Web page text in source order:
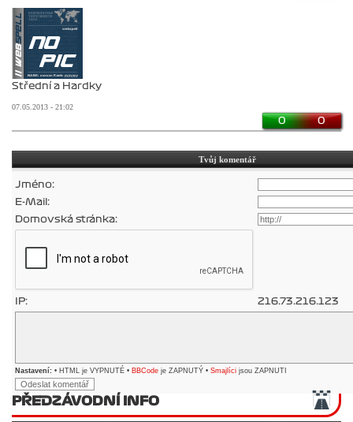
Střední a Hardky
07.05.2013 - 21:02
0 0
Tvůj komentář
Jméno:
E-Mail:
Domovská stránka:
IP: 216.73.216.123
Nastavení: • HTML je VYPNUTÉ • BBCode je ZAPNUTÝ • Smajlíci jsou ZAPNUTI
PŘEDZÁVODNÍ INFO